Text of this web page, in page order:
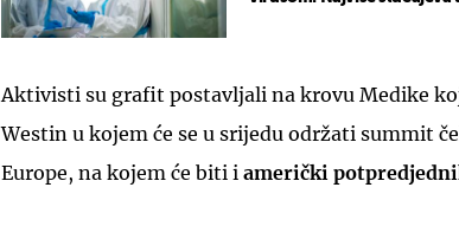
Aktivisti su grafit postavljali na krovu Medike
Westin u kojem će se u srijedu održati summit
Europe, na kojem će biti i američki